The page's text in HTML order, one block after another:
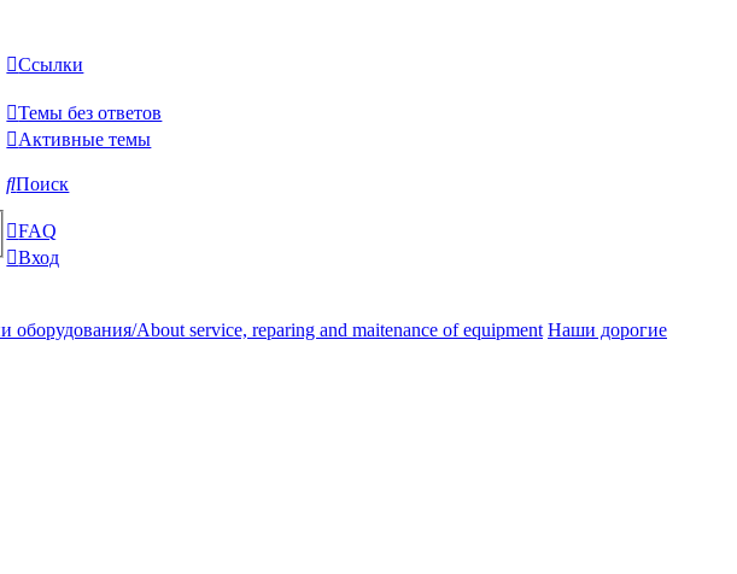
Ссылки
Темы без ответов
Активные темы
Поиск
FAQ
Вход
About service, reparing and maitenance of equipment Наши дорогие